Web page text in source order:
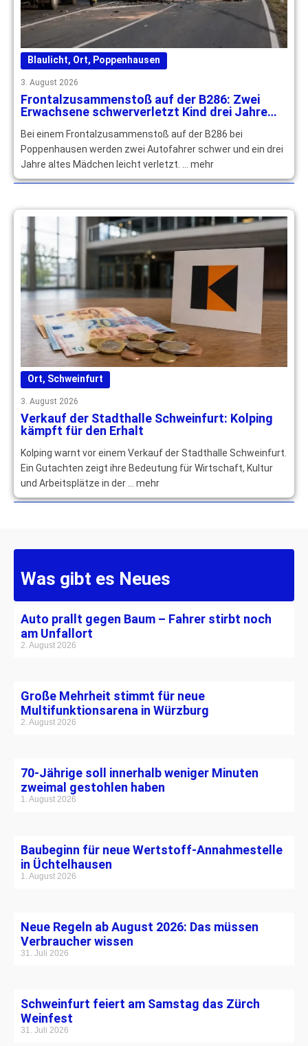
Blaulicht, Ort, Poppenhausen
3. August 2026
Frontalzusammenstoß auf der B286: Zwei
Erwachsene schwerverletzt Kind drei Jahre
Bei einem Frontalzusammenstoß auf der B286 bei
Poppenhausen werden zwei Autofahrer schwer und ein drei
Jahre altes Mädchen leicht verletzt. … mehr
Ort, Schweinfurt
3. August 2026
Verkauf der Stadthalle Schweinfurt: Kolping
kämpft für den Erhalt
Kolping warnt vor einem Verkauf der Stadthalle Schweinfurt.
Ein Gutachten zeigt ihre Bedeutung für Wirtschaft, Kultur
und Arbeitsplätze in der … mehr
Was gibt es Neues
Auto prallt gegen Baum – Fahrer stirbt noch
am Unfallort
2. August 2026
Große Mehrheit stimmt für neue
Multifunktionsarena in Würzburg
2. August 2026
70-Jährige soll innerhalb weniger Minuten
zweimal gestohlen haben
1. August 2026
Baubeginn für neue Wertstoff-Annahmestelle
in Üchtelhausen
1. August 2026
Neue Regeln ab August 2026: Das müssen
Verbraucher wissen
31. Juli 2026
Schweinfurt feiert am Samstag das Zürch
Weinfest
31. Juli 2026